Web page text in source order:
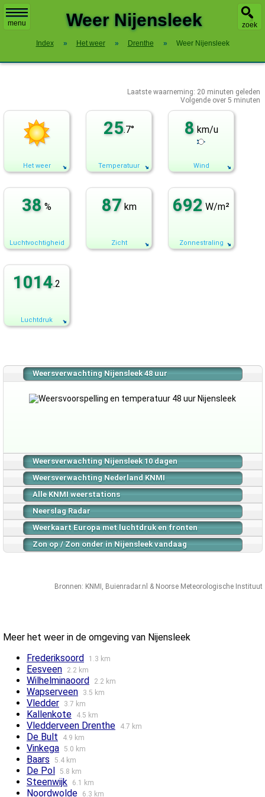
menu zoek
Weer Nijensleek
Index » Het weer » Drenthe » Weer Nijensleek
Laatste waarneming: 20 minuten geleden
Volgende over5 minuten
Het weer
25.7°
Temperatuur
8 km/u
Wind
38 %
Luchtvochtigheid
87 km
Zicht
692 W/m²
Zonnestraling
1014.2
Luchtdruk
Weersverwachting Nijensleek 48 uur
Weersverwachting Nijensleek 10 dagen
Weersverwachting Nederland KNMI
Alle KNMI weerstations
Neerslag Radar
Weerkaart Europa met luchtdruk en fronten
Zon op / Zon onder in Nijensleek vandaag
Bronnen: KNMI , Buienradar.nl & Noorse Meteorologische Instituut
Meer het weer in de omgeving van Nijensleek
Frederiksoord
1.3 km
Eesveen 2.2 km
Wilhelminaoord 2.2 km
Wapserveen 3.5 km
Vledder 3.7 km
Kallenkote 4.5 km
Vledderveen Drenthe 4.7 km
De Bult 4.9 km
Vinkega 5.0 km
Baars 5.4 km
De Pol 5.8 km
Steenwijk 6.1 km
Noordwolde 6.3 km